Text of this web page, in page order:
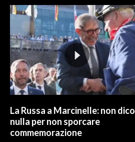
La Russa a Marcinelle: non dico
nulla per non sporcare
commemorazione